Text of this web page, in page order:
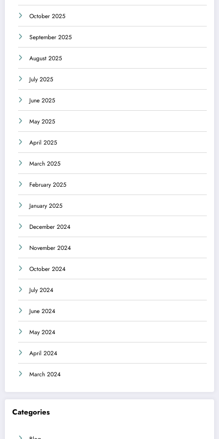
October 2025
September 2025
August 2025
July 2025
June 2025
May 2025
April 2025
March 2025
February 2025
January 2025
December 2024
November 2024
October 2024
July 2024
June 2024
May 2024
April 2024
March 2024
Categories